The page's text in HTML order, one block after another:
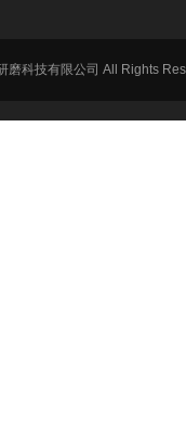
磨科技有限公司 All Rights